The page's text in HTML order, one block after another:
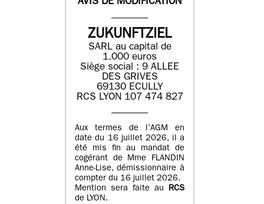
AVIS DE MODIFICATION
ZUKUNFTZIEL
SARL au capital de
1.000 euros
Siège social : 9 ALLEE
DES GRIVES
69130 ECULLY
RCS LYON 107 474 827
Aux termes de l’AGM en
date du 16 juillet 2026, il a
été mis fin au mandat de
cogérant de Mme FLANDIN
Anne-Lise, démissionnaire à
compter du 16 juillet 2026.
Mention sera faite au RCS
de LYON.